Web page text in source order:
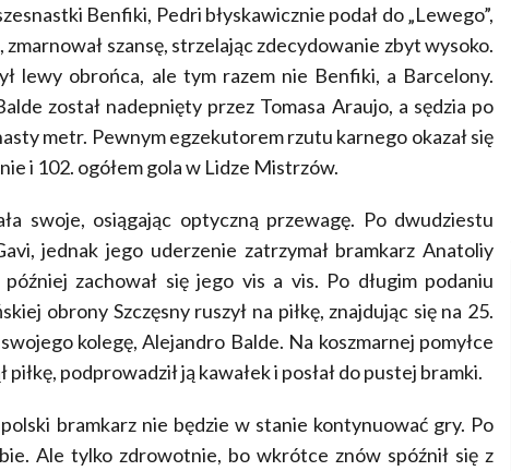
Benfiki, Pedri błyskawicznie podał do „Lewego”,
szansę, strzelając zdecydowanie zbyt wysoko.
lewy obrońca, ale tym razem nie Benfiki, a Barcelony.
został nadepnięty przez Tomasa Araujo, a sędzia po
metr. Pewnym egzekutorem rzutu karnego okazał się
i 102. ogółem gola w Lidze Mistrzów.
swoje, osiągając optyczną przewagę. Po dwudziestu
jednak jego uderzenie zatrzymał bramkarz Anatoliy
zachował się jego vis a vis. Po długim podaniu
obrony Szczęsny ruszył na piłkę, znajdując się na 25.
kolegę, Alejandro Balde. Na koszmarnej pomyłce
podprowadził ją kawałek i posłał do pustej bramki.
bramkarz nie będzie w stanie kontynuować gry. Po
Ale tylko zdrowotnie, bo wkrótce znów spóźnił się z